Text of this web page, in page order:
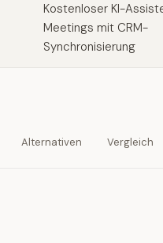
Kostenloser KI-
Meetings mit CRM-
Synchronisierung
Alternativen Vergleich